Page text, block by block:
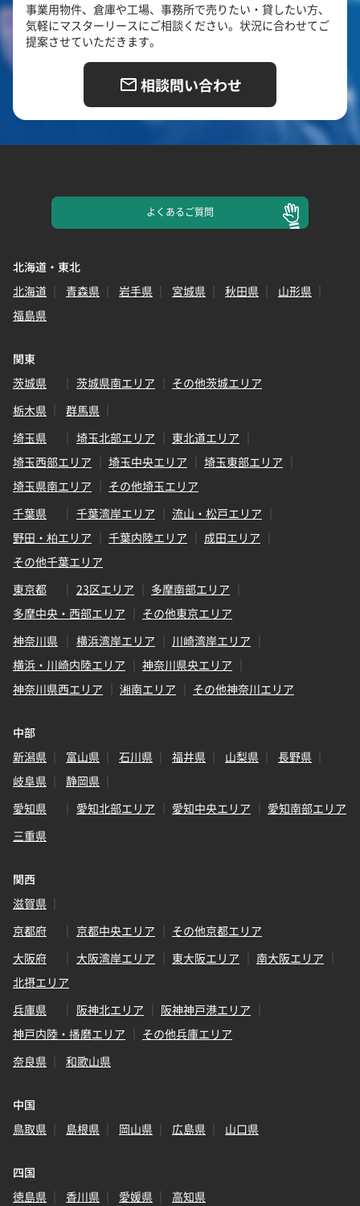
事業用物件、倉庫や工場、事務所で売りたい・貸したい方、
気軽にマスターリースにご相談ください。状況に合わせてご
提案させていただきます。
相談問い合わせ
よくあるご質問
北海道・東北
北海道
青森県 岩手県 宮城県 秋田県
山形県
福島県
関東
茨城県
茨城県南エリア
その他茨城エリア
栃木県
群馬県
埼玉県
埼玉北部エリア
東北道エリア
埼玉西部エリア
埼玉中央エリア
埼玉東部エリア
埼玉県南エリア
その他埼玉エリア
千葉県
千葉湾岸エリア
流山・松戸エリア
野田・柏エリア
千葉内陸エリア
成田エリア
その他千葉エリア
東京都
23区エリア
多摩南部エリア
多摩中央・西部エリア
その他東京エリア
神奈川県
横浜湾岸エリア
川崎湾岸エリア
横浜・川崎内陸エリア
神奈川県央エリア
神奈川県西エリア
湘南エリア その他神奈川エリア
中部
新潟県
富山県 石川県 福井県 山梨県
長野県
岐阜県
静岡県
愛知県
愛知北部エリア 愛知中央エリア
愛知南部エリア
三重県
関西
滋賀県
京都府
京都中央エリア
その他京都エリア
大阪府
大阪湾岸エリア 東大阪エリア
南大阪エリア
北摂エリア
兵庫県
阪神北エリア
阪神神戸港エリア
神戸内陸・播磨エリア
その他兵庫エリア
奈良県
和歌山県
中国
鳥取県
島根県 岡山県 広島県 山口県
四国
徳島県
香川県 愛媛県 高知県